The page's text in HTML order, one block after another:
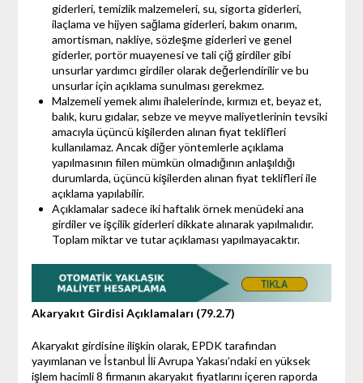
giderleri, temizlik malzemeleri, su, sigorta giderleri,
ilaçlama ve hijyen sağlama giderleri, bakım onarım,
amortisman, nakliye, sözleşme giderleri ve genel
giderler, portör muayenesi ve tali çiğ girdiler gibi
unsurlar yardımcı girdiler olarak değerlendirilir ve bu
unsurlar için açıklama sunulması gerekmez.
Malzemeli yemek alımı ihalelerinde, kırmızı et, beyaz et,
balık, kuru gıdalar, sebze ve meyve maliyetlerinin tevsiki
amacıyla üçüncü kişilerden alınan fiyat teklifleri
kullanılamaz. Ancak diğer yöntemlerle açıklama
yapılmasının fiilen mümkün olmadığının anlaşıldığı
durumlarda, üçüncü kişilerden alınan fiyat teklifleri ile
açıklama yapılabilir.
Açıklamalar sadece iki haftalık örnek menüdeki ana
girdiler ve işçilik giderleri dikkate alınarak yapılmalıdır.
Toplam miktar ve tutar açıklaması yapılmayacaktır.
Akaryakıt Girdisi Açıklamaları (79.2.7)
Akaryakıt girdisine ilişkin olarak, EPDK tarafından
yayımlanan ve İstanbul İli Avrupa Yakası’ndaki en yüksek
işlem hacimli 8 firmanın akaryakıt fiyatlarını içeren raporda